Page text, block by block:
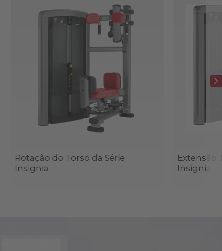
Rotação do Torso da Série
Insignia
Extensão
Insignia